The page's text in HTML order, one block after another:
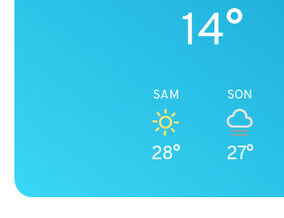
14°
SAM
28°
SON
27°